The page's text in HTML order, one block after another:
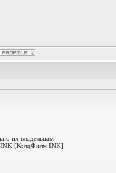
их владельцам
[КолдФилм.INK]